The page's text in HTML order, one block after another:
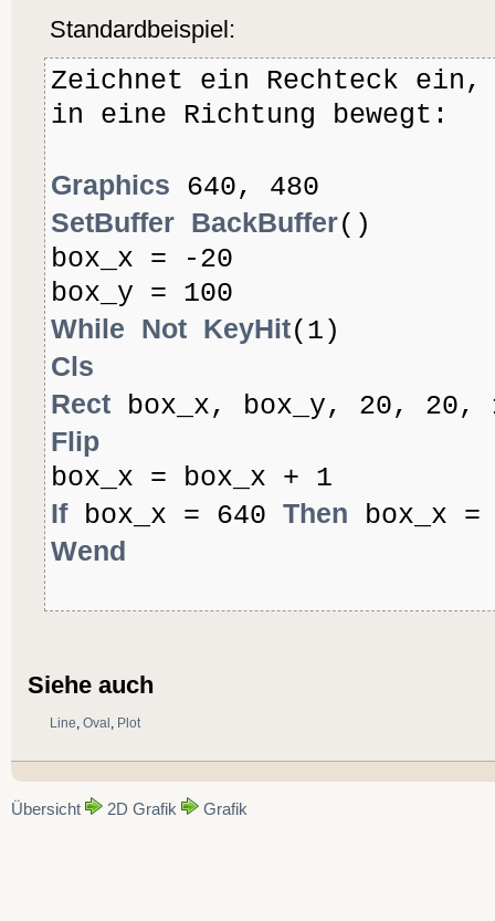
Standardbeispiel:
Zeichnet ein Rechteck ein,
in eine Richtung bewegt:
Graphics 640, 480
SetBuffer BackBuffer()
box_x = -20
box_y = 100
While
Not KeyHit(1)
Cls
Rect box_x, box_y, 20, 20,
Flip
box_x = box_x + 1
Ifbox_x = 640 Then box_x =
Wend
Siehe auch
Line Oval Plot
Übersicht 2D Grafik Grafik